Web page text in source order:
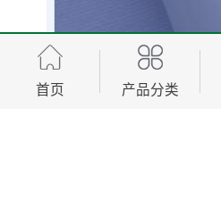
首页 产品分类